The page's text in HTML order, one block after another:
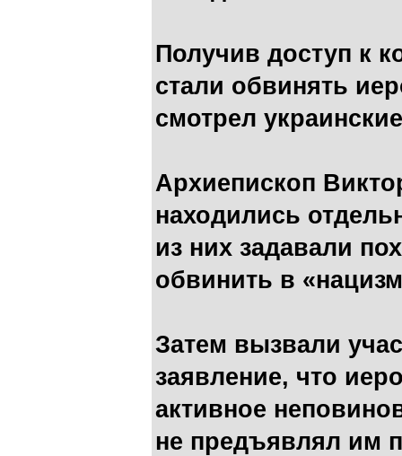
Получив доступ к
стали обвинять
смотрел
Архиепископ
находились
из них задавали
обвинить в
Затем вызвали
заявление, что
активное
не предъявлял им